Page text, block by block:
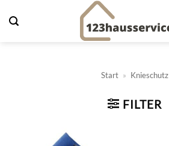
Inhalt
Start » Knieschutz
FILTER